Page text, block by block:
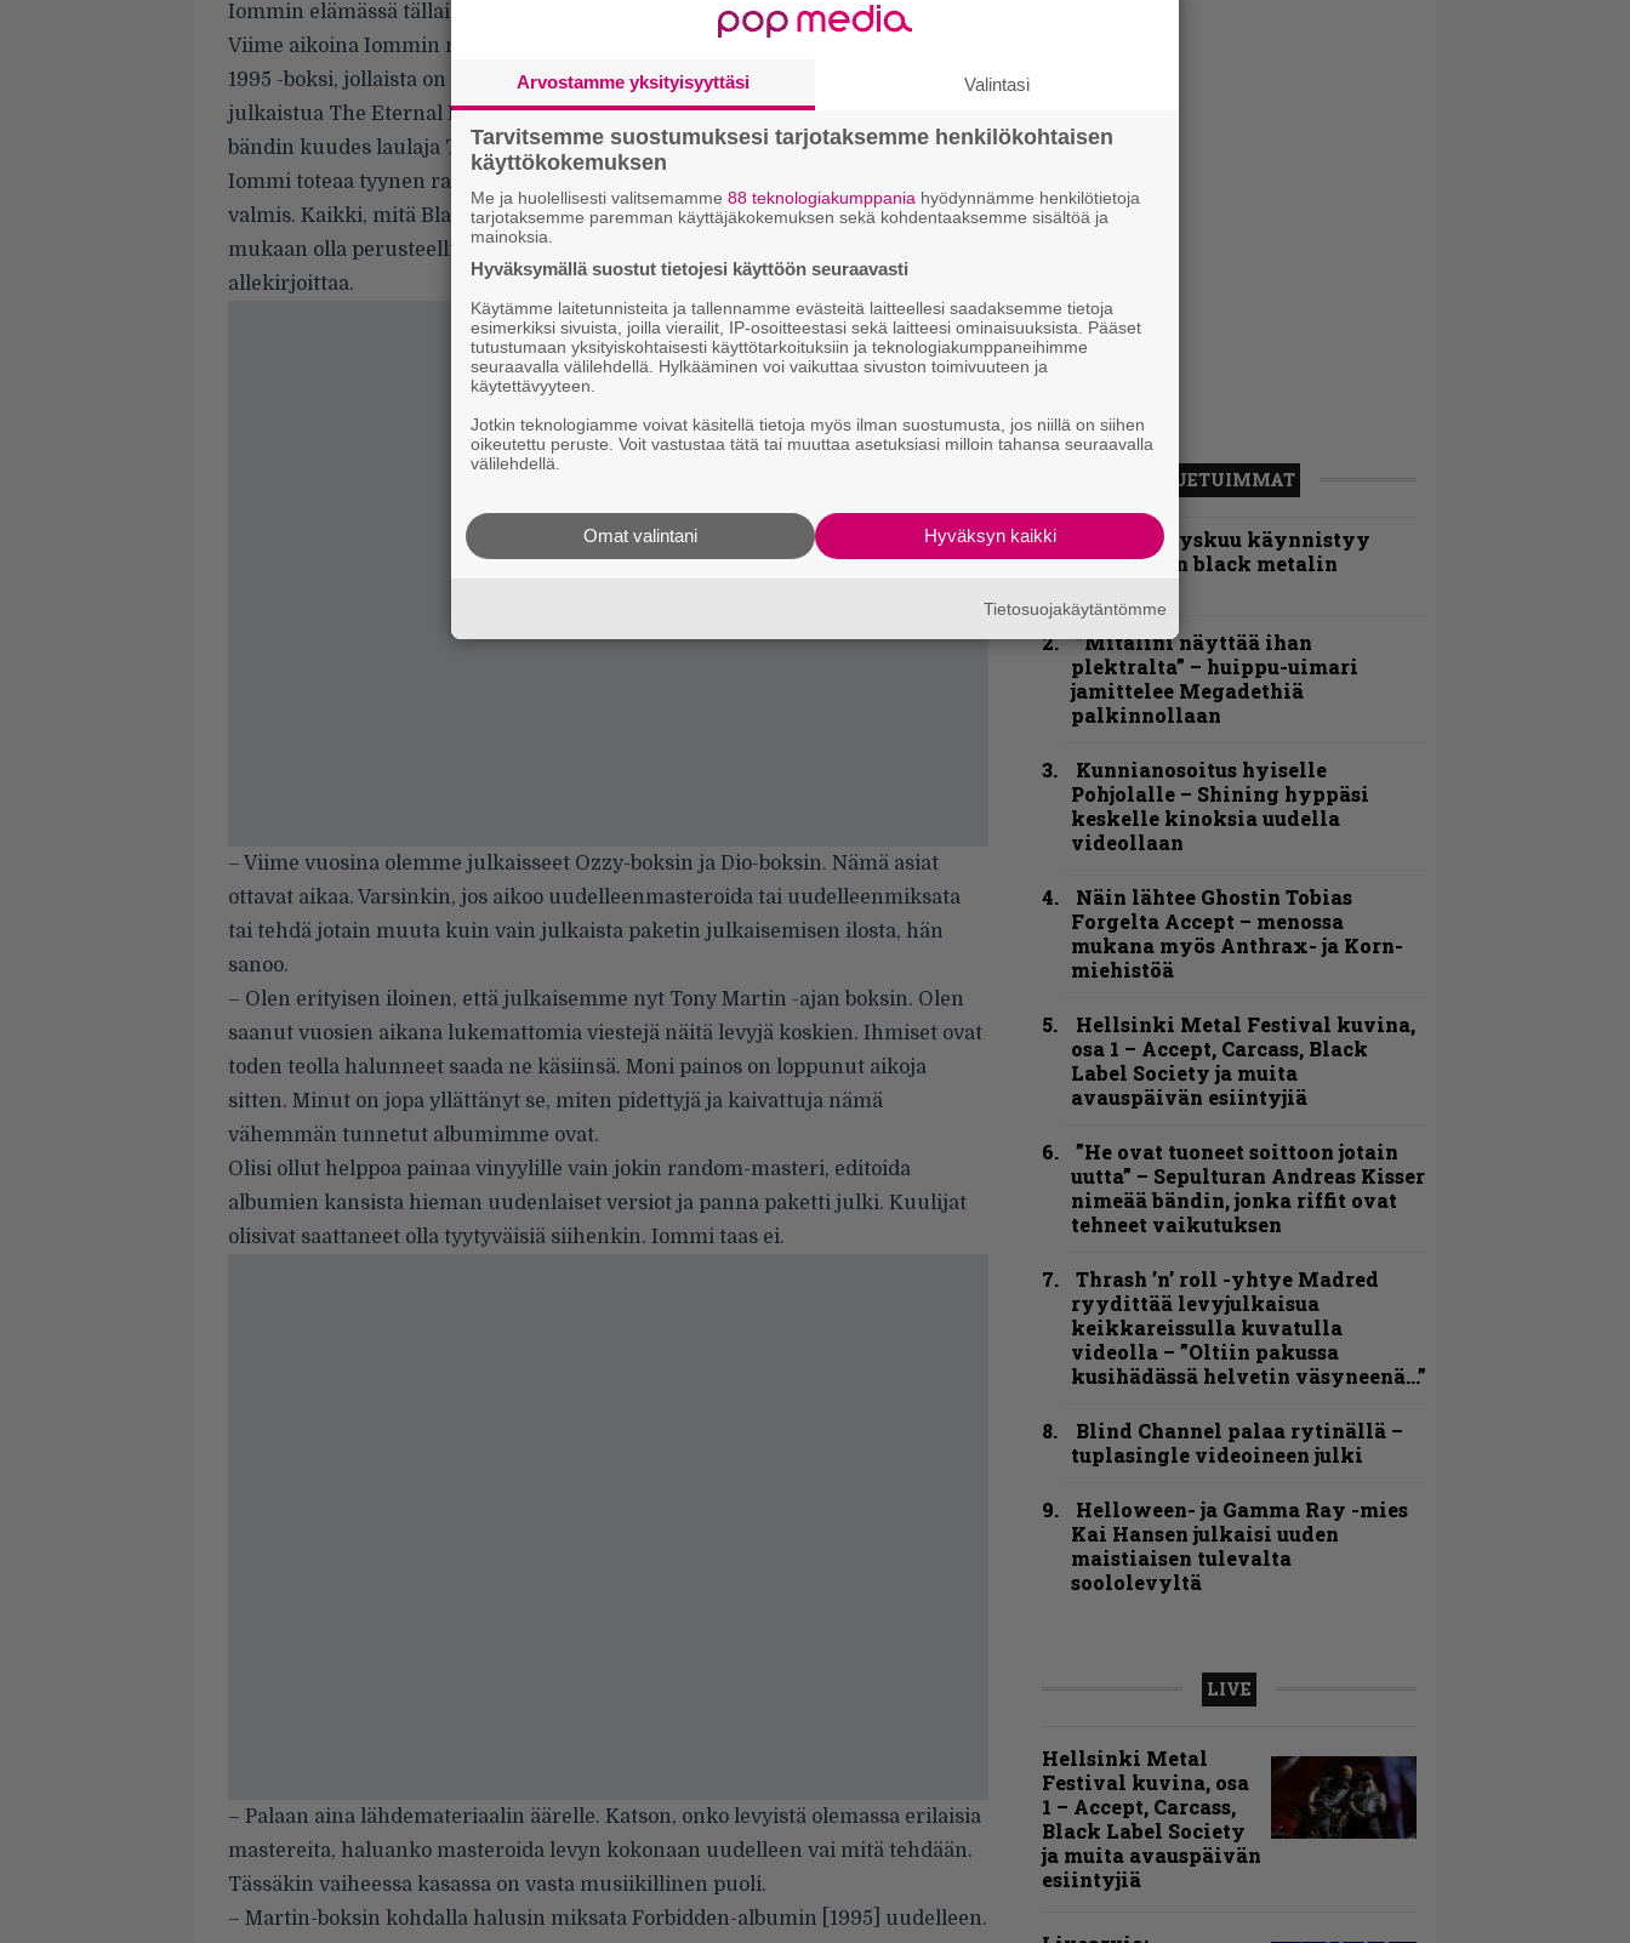
Iommin elämässä tällaiset kriiseilyt ovat jo takanapäin.
Viime aikoina Iommin musiikillisessa keskiössä on ollut Anno Domini 1989–
1995 -boksi, jollaista on odoteltu vuosia. Loota sisältää eri levy-yhtiön kautta
julkaistua The Eternal Idol -albumia lukuun ottamatta kaikki levyt, joilla
bändin kuudes laulaja Tony Martin oli mukana.
Iommi toteaa tyynen rauhallisesti, että boksi ilmestyy vasta nyt, koska se on nyt
valmis. Kaikki, mitä Black Sabbathin nimissä julkaistaan, tulee kitaristin
mukaan olla perusteellisesti tehtyä. Jotain sellaista, jonka hän voi
allekirjoittaa.
– Viime vuosina olemme julkaisseet Ozzy-boksin ja Dio-boksin. Nämä asiat
ottavat aikaa. Varsinkin, jos aikoo uudelleenmasteroida tai uudelleenmiksata
tai tehdä jotain muuta kuin vain julkaista paketin julkaisemisen ilosta, hän
sanoo.
– Olen erityisen iloinen, että julkaisemme nyt Tony Martin -ajan boksin. Olen
saanut vuosien aikana lukemattomia viestejä näitä levyjä koskien. Ihmiset ovat
toden teolla halunneet saada ne käsiinsä. Moni painos on loppunut aikoja
sitten. Minut on jopa yllättänyt se, miten pidettyjä ja kaivattuja nämä
vähemmän tunnetut albumimme ovat.
Olisi ollut helppoa painaa vinyylille vain jokin random-masteri, editoida
albumien kansista hieman uudenlaiset versiot ja panna paketti julki. Kuulijat
olisivat saattaneet olla tyytyväisiä siihenkin. Iommi taas ei.
– Palaan aina lähdemateriaalin äärelle. Katson, onko levyistä olemassa erilaisia
mastereita, haluanko masteroida levyn kokonaan uudelleen vai mitä tehdään.
Tässäkin vaiheessa kasassa on vasta musiikillinen puoli.
– Martin-boksin kohdalla halusin miksata Forbidden-albumin [1995] uudelleen.
LUETUIMMAT
Espoon syyskuu käynnistyy
kotimaisen black metalin
”Mitalini näyttää ihan
plektralta” – huippu-uimari
jamittelee Megadethiä
palkinnollaan
Kunnianosoitus hyiselle
Pohjolalle – Shining hyppäsi
keskelle kinoksia uudella
videollaan
Näin lähtee Ghostin Tobias
Forgelta Accept – menossa
mukana myös Anthrax- ja Korn-
miehistöä
Hellsinki Metal Festival kuvina,
osa 1 – Accept, Carcass, Black
Label Society ja muita
avauspäivän esiintyjiä
”He ovat tuoneet soittoon jotain
uutta” – Sepulturan Andreas Kisser
nimeää bändin, jonka riffit ovat
tehneet vaikutuksen
Thrash ’n’ roll -yhtye Madred
ryydittää levyjulkaisua
keikkareissulla kuvatulla
videolla – ”Oltiin pakussa
kusihädässä helvetin väsyneenä…”
Blind Channel palaa rytinällä –
tuplasingle videoineen julki
Helloween- ja Gamma Ray -mies
Kai Hansen julkaisi uuden
maistiaisen tulevalta
soololevyltä
LIVE
Hellsinki Metal
Festival kuvina, osa
1 – Accept, Carcass,
Black Label Society
ja muita avauspäivän
esiintyjiä
Arvostamme yksityisyyttäsi Valintasi
Tarvitsemme suostumuksesi tarjotaksemme henkilökohtaisen
käyttökokemuksen
Me ja huolellisesti valitsemamme 88 teknologiakumppania hyödynnämme henkilötietoja
tarjotaksemme paremman käyttäjäkokemuksen sekä kohdentaaksemme sisältöä ja
mainoksia.
Hyväksymällä suostut tietojesi käyttöön seuraavasti
Käytämme laitetunnisteita ja tallennamme evästeitä laitteellesi saadaksemme tietoja
esimerkiksi sivuista, joilla vierailit, IP-osoitteestasi sekä laitteesi ominaisuuksista. Pääset
tutustumaan yksityiskohtaisesti käyttötarkoituksiin ja teknologiakumppaneihimme
seuraavalla välilehdellä. Hylkääminen voi vaikuttaa sivuston toimivuuteen ja
käytettävyyteen.
Jotkin teknologiamme voivat käsitellä tietoja myös ilman suostumusta, jos niillä on siihen
oikeutettu peruste. Voit vastustaa tätä tai muuttaa asetuksiasi milloin tahansa seuraavalla
välilehdellä.
Hyväksyn kaikki
Omat valintani
Tietosuojakäytäntömme